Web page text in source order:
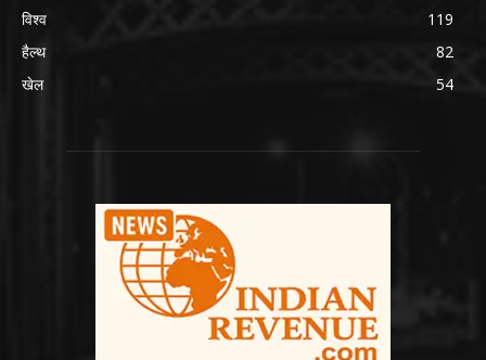
विश्व
119
हैल्थ
82
खेल
54